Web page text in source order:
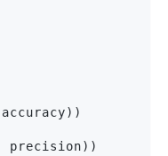
precision))